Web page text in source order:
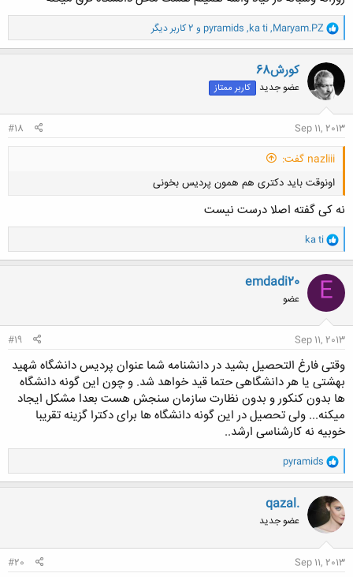
و
ا
ک
ن
ش
ه
ا
Maryam.PZ
,
ka ti
,
pyramids و 2 کاربر دیگر
کورش68
عضو جدید کاربر ممتاز
Sep 11, 2013
#18
nazliii گفت:
اونوقت باید دکتری هم همون پردیس بخونی
نه کی گفته اصلا درست نیست
و
ا
ک
ن
ش
ه
ا
ka ti
E
emdadi20
عضو
Sep 11, 2013
#19
وقتی فارغ التحصیل بشید در دانشنامه شما عنوان پردیس دانشگاه شهید
بهشتی یا هر دانشگاهی حتما قید خواهد شد. و چون این گونه دانشگاه
ها بدون کنکور و بدون نظارت سازمان سنجش هست بعدا مشکل ایجاد
میکنه... ولی تحصیل در این گونه دانشگاه ها برای دکترا گزینه تقریبا
خوبیه نه کارشناسی ارشد..
و
ا
ک
ن
ه
ا
pyramids
qazal.
عضو جدید
Sep 11, 2013
#20